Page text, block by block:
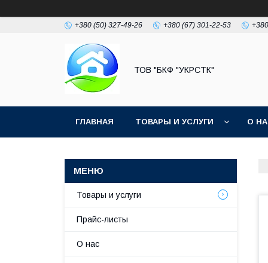
+380 (50) 327-49-26 +380 (67) 301-22-53
ТОВ "БКФ "УКРСТК"
ГЛАВНАЯ ТОВАРЫ И УСЛУГИ О
Товары и услуги
Прайс-листы
О нас